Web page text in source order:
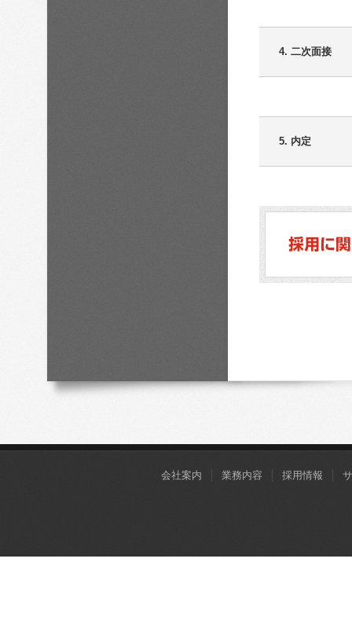
4. 二次面接
5. 内定
会社案内 業務内容 採用情報